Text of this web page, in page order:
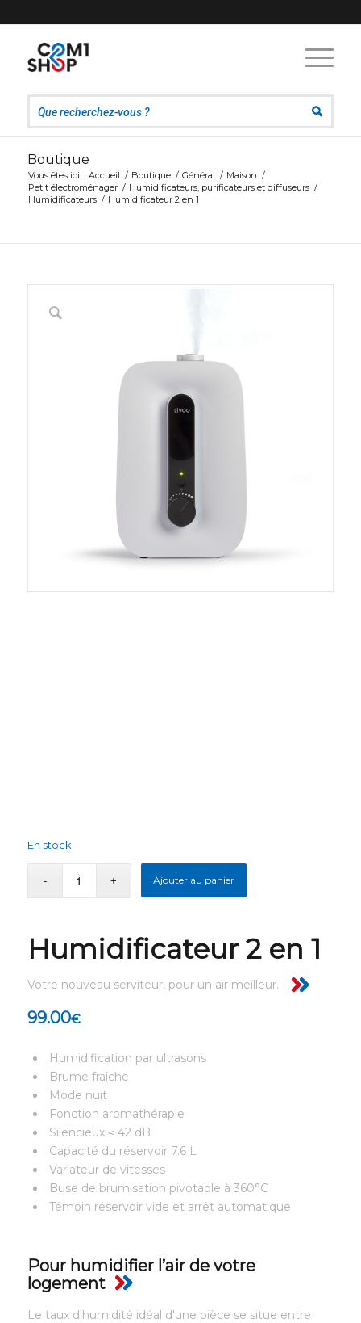
Boutique
Vous êtes ici : Accueil / Boutique / Général / Maison /
Petit électroménager / Humidificateurs, purificateurs et diffuseurs /
Humidificateurs / Humidificateur 2 en 1
En stock
Ajouter au panier
Humidificateur 2 en 1
Votre nouveau serviteur, pour un air meilleur.
99.00€
Humidification par ultrasons
Brume fraîche
Mode nuit
Fonction aromathérapie
Silencieux ≤ 42 dB
Capacité du réservoir 7.6 L
Variateur de vitesses
Buse de brumisation pivotable à 360°C
Témoin réservoir vide et arrêt automatique
Pour humidifier l’air de votre
logement
Le taux d'humidité idéal d'une pièce se situe entre